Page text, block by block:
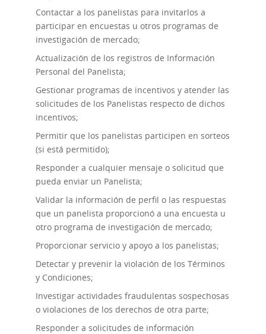
Contactar a los panelistas para invitarlos a
participar en encuestas u otros programas de
investigación de mercado;
Actualización de los registros de Información
Personal del Panelista;
Gestionar programas de incentivos y atender las
solicitudes de los Panelistas respecto de dichos
incentivos;
Permitir que los panelistas participen en sorteos
(si está permitido);
Responder a cualquier mensaje o solicitud que
pueda enviar un Panelista;
Validar la información de perfil o las respuestas
que un panelista proporcionó a una encuesta u
otro programa de investigación de mercado;
Proporcionar servicio y apoyo a los panelistas;
Detectar y prevenir la violación de los Términos
y Condiciones;
Investigar actividades fraudulentas sospechosas
o violaciones de los derechos de otra parte;
Responder a solicitudes de información